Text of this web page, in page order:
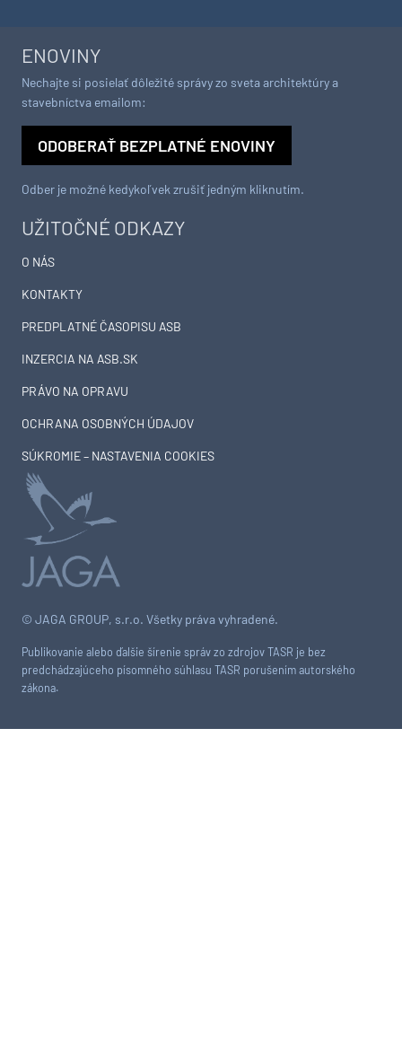
© JAGA GROUP, s.r.o. Všetky práva vyhradené.
Publikovanie alebo ďalšie šírenie správ zo zdrojov TASR je bez
predchádzajúceho písomného súhlasu TASR porušením autorského
zákona.
UŽITOČNÉ ODKAZY
O NÁS
KONTAKTY
PREDPLATNÉ ČASOPISU ASB
INZERCIA NA ASB.SK
PRÁVO NA OPRAVU
OCHRANA OSOBNÝCH ÚDAJOV
SÚKROMIE – NASTAVENIA COOKIES
ENOVINY
Nechajte si posielať dôležité správy zo sveta architektúry a
stavebníctva emailom:
ODOBERAŤ BEZPLATNÉ ENOVINY
Odber je možné kedykoľvek zrušiť jedným kliknutím.